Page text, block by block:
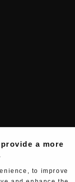
a more
to improve